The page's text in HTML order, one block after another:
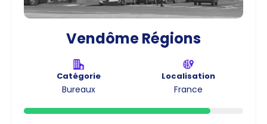
Vendôme Régions
Catégorie
Bureaux
Localisation
France